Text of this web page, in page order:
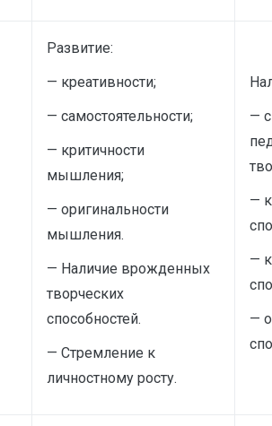
Развитие:
— креативности;
— самостоятельности;
— критичности
мышления;
— оригинальности
мышления.
— Наличие врожденных
творческих
способностей.
— Стремление к
личностному росту.
—
—
—
—